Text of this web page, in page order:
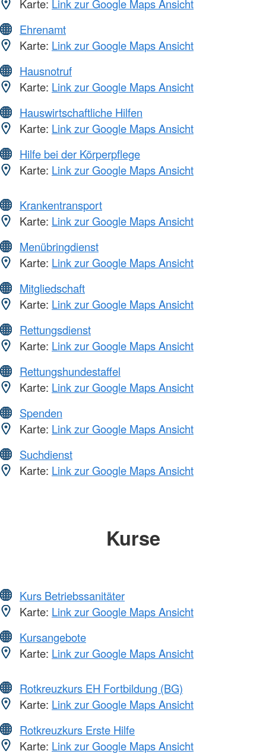
Karte: Link zur Google Maps Ansicht
Ehrenamt
Karte: Link zur Google Maps Ansicht
Hausnotruf
Karte: Link zur Google Maps Ansicht
Hauswirtschaftliche Hilfen
Karte: Link zur Google Maps Ansicht
Hilfe bei der Körperpflege
Karte: Link zur Google Maps Ansicht
Krankentransport
Karte: Link zur Google Maps Ansicht
Menübringdienst
Karte: Link zur Google Maps Ansicht
Mitgliedschaft
Karte: Link zur Google Maps Ansicht
Rettungsdienst
Karte: Link zur Google Maps Ansicht
Rettungshundestaffel
Karte: Link zur Google Maps Ansicht
Spenden
Karte: Link zur Google Maps Ansicht
Suchdienst
Karte: Link zur Google Maps Ansicht
Kurse
Kurs Betriebssanitäter
Karte: Link zur Google Maps Ansicht
Kursangebote
Karte: Link zur Google Maps Ansicht
Rotkreuzkurs EH Fortbildung (BG)
Karte: Link zur Google Maps Ansicht
Rotkreuzkurs Erste Hilfe
Karte: Link zur Google Maps Ansicht